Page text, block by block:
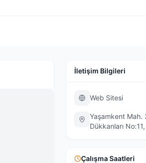
İletişim Bilgileri
Web Sitesi
Yaşamkent Mah.
Dükkanları
Çalışma Saatleri